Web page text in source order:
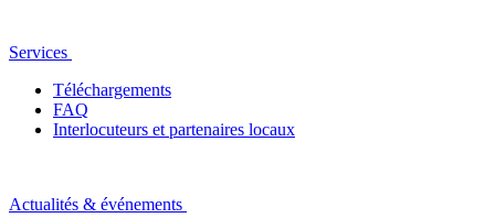
Services
Téléchargements
FAQ
Interlocuteurs et partenaires locaux
Actualités & événements